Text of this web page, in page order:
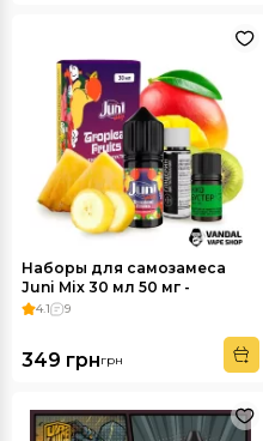
Наборы для самозамеса
Juni Mix 30 мл 50 мг -
Tropical Fruits
4.1 9
349 грнгрн